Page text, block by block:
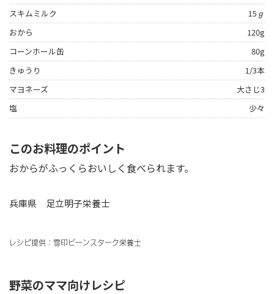
スキムミルク
15ℊ
おから
120g
コーンホール缶
80g
きゅうり
1/3本
マヨネーズ
大さじ3
塩
少々
このお料理のポイント
おからがふっくらおいしく食べられます。
兵庫県 足立明子栄養士
レシピ提供：雪印ビーンスターク栄養士
野菜のママ向けレシピ